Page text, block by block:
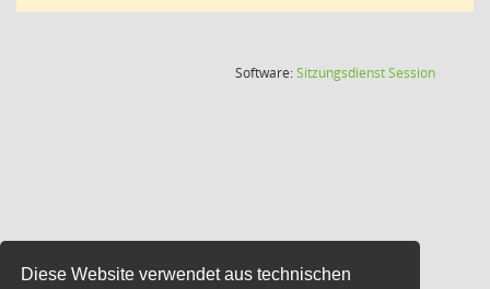
Diese Website verwendet aus technischen
Software:SitzungsdienstSession(Wird in